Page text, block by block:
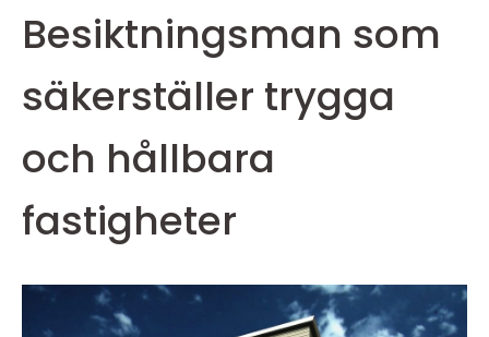
Besiktningsman som
säkerställer trygga
och hållbara
fastigheter